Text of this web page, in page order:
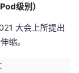
级别）
大会上所提出
缩。